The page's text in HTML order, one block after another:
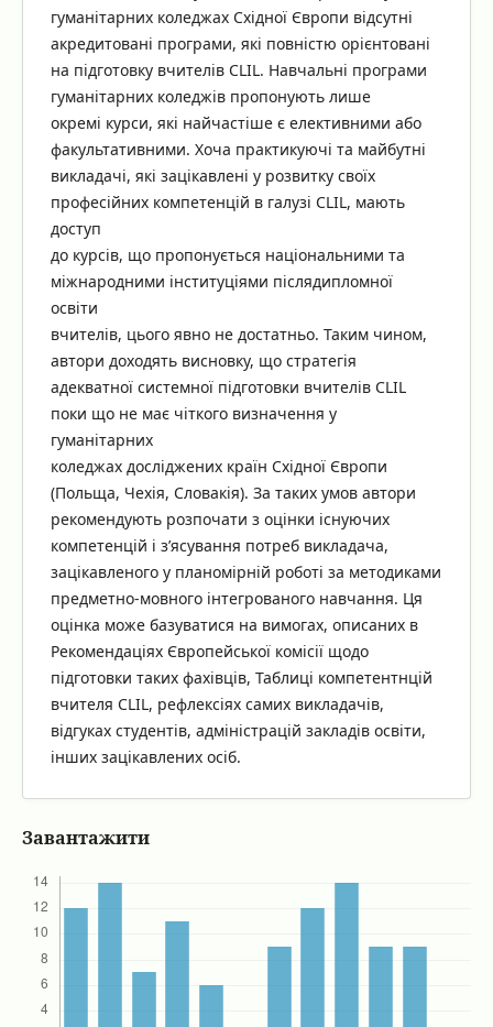
гуманітарних коледжах Східної Європи відсутні
акредитовані програми, які повністю орієнтовані
на підготовку вчителів CLIL. Навчальні програми
гуманітарних коледжів пропонують лише
окремі курси, які найчастіше є елективними або
факультативними. Хоча практикуючі та майбутні
викладачі, які зацікавлені у розвитку своїх
професійних компетенцій в галузі CLIL, мають
доступ
до курсів, що пропонується національними та
міжнародними інституціями післядипломної
освіти
вчителів, цього явно не достатньо. Таким чином,
автори доходять висновку, що стратегія
адекватної системної підготовки вчителів CLIL
поки що не має чіткого визначення у
гуманітарних
коледжах досліджених країн Східної Європи
(Польща, Чехія, Словакія). За таких умов автори
рекомендують розпочати з оцінки існуючих
компетенцій і з’ясування потреб викладача,
зацікавленого у планомірній роботі за методиками
предметно-мовного інтегрованого навчання. Ця
оцінка може базуватися на вимогах, описаних в
Рекомендаціях Європейської комісії щодо
підготовки таких фахівців, Таблиці компетентнцій
вчителя CLIL, рефлексіях самих викладачів,
відгуках студентів, адміністрацій закладів освіти,
інших зацікавлених осіб.
Завантажити